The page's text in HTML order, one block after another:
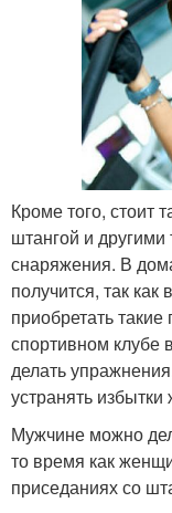
Кроме того, стоит
штангой и
снаряжения. В
получится, так
приобретать
спортивном клубе
делать
устранять избытки
Мужчине можно
то время как
приседаниях со